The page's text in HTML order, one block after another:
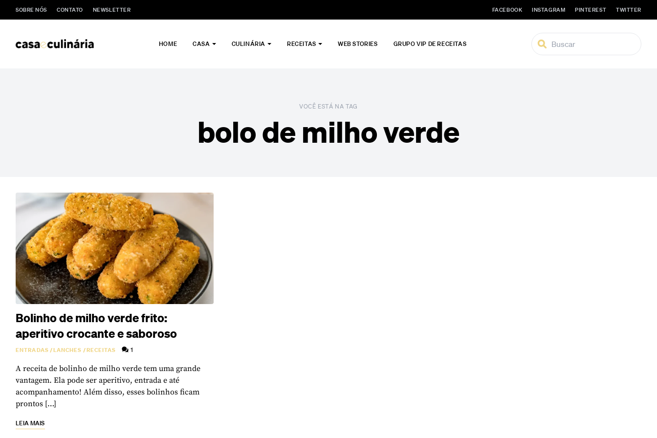
SOBRE NÓS CONTATO NEWSLETTER FACEBOOK INSTAGRAM PINTEREST TWITTER
HOME CASA CULINÁRIA RECEITAS WEB STORIES GRUPO VIP DE RECEITAS
VOCÊ ESTÁ NA TAG
bolo de milho verde
Bolinho de milho verde frito:
aperitivo crocante e saboroso
ENTRADAS/LANCHES /RECEITAS 1
A receita de bolinho de milho verde tem uma grande
vantagem. Ela pode ser aperitivo, entrada e até
acompanhamento! Além disso, esses bolinhos ficam
prontos […]
LEIA MAIS